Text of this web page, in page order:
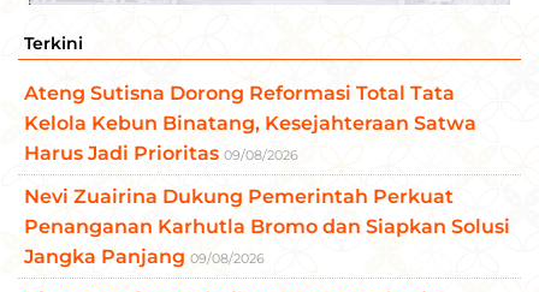
Terkini
Ateng Sutisna Dorong Reformasi Total Tata
Kelola Kebun Binatang, Kesejahteraan Satwa
Harus Jadi Prioritas 09/08/2026
Nevi Zuairina Dukung Pemerintah Perkuat
Penanganan Karhutla Bromo dan Siapkan Solusi
Jangka Panjang 09/08/2026